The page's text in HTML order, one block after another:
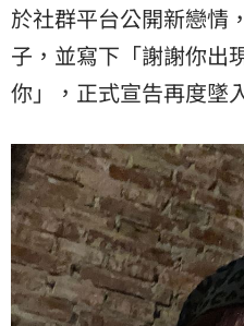
於社群平台公開新戀情
子，並寫下「謝謝你出
你」，正式宣告再度墜